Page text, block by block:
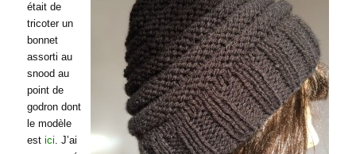
était de
tricoter un
bonnet
assorti au
snood au
point de
godron dont
le modèle
est ici. J’ai